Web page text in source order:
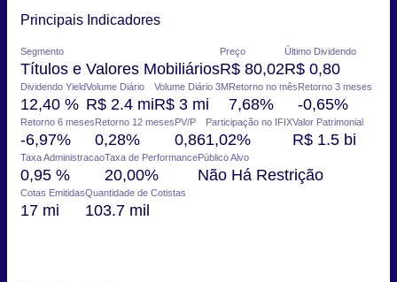
Principais Indicadores
Segmento
Títulos e Valores Mobiliários
Preço
R$ 80,02
Último Dividendo
R$ 0,80
Dividendo Yield
12,40 %
Volume Diário
R$ 2.4 mi
Volume Diário 3M
R$ 3 mi
Retorno no mês
7,68%
Retorno 3 meses
-0,65%
Retorno 6 meses
-6,97%
Retorno 12 meses
0,28%
PV/P
0,86
Participação no IFIX
1,02%
Valor Patrimonial
R$ 1.5 bi
Taxa Administracao
0,95 %
Taxa de Performance
20,00%
Público Alvo
Não Há Restrição
Cotas Emitidas
17 mi
Quantidade de Cotistas
103.7 mil